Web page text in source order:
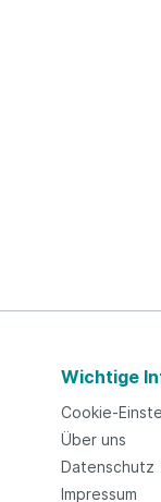
Wichtige
Cookie-
Über uns
Datenschutz
Impressum